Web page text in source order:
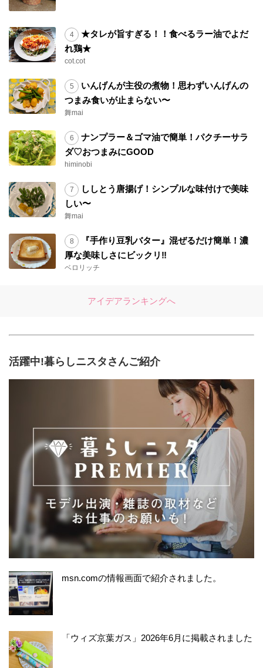
★タレが旨すぎる！！食べるラー油でよだ
れ鶏★
cot.cot
いんげんが主役の煮物！思わずいんげんの
つまみ食いが止まらない〜
舞mai
ナンプラー＆ゴマ油で簡単！パクチーサラ
ダ♡おつまみにGOOD
himinobi
ししとう唐揚げ！シンプルな味付けで美味
しい〜
舞mai
『手作り豆乳バター』混ぜるだけ簡単！濃
厚な美味しさにビックリ‼︎
ベロリッチ
アイデアランキングへ
活躍中!暮らしニスタさんご紹介
msn.comの情報画面で紹介されました。
「ウィズ京葉ガス」2026年6月に掲載されました